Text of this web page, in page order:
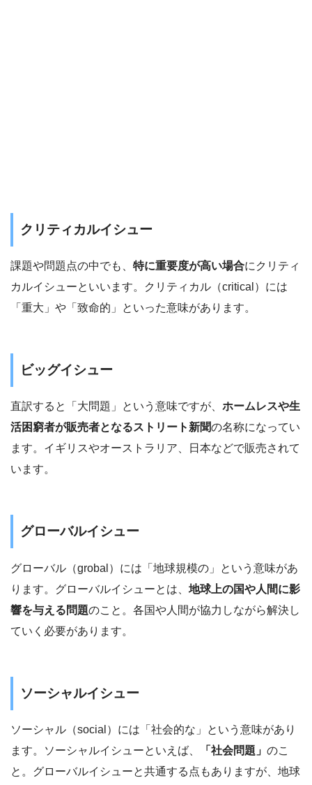
クリティカルイシュー
課題や問題点の中でも、 特に重要度が高い場合にクリティ
カルイシューといいます。クリティカル（critical）には
「重大」や「致命的」といった意味があります。
ビッグイシュー
直訳すると「大問題」という意味ですが、 ホームレスや生
活困窮者が販売者となるストリート新聞の名称になってい
ます。イギリスやオーストラリア、日本などで販売されて
います。
グローバルイシュー
グローバル（grobal）には「地球規模の」という意味があ
ります。グローバルイシューとは、 地球上の国や人間に影
響を与える問題のこと。各国や人間が協力しながら解決し
ていく必要があります。
ソーシャルイシュー
ソーシャル（social）には「社会的な」という意味があり
ます。ソーシャルイシューといえば、
「社会問題」 のこ
と。グローバルイシューと共通する点もありますが、地球